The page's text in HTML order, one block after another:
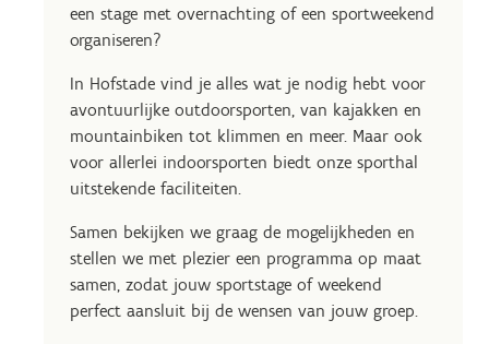
een stage met overnachting of een sportweekend
organiseren?
In Hofstade vind je alles wat je nodig hebt voor
avontuurlijke outdoorsporten, van kajakken en
mountainbiken tot klimmen en meer. Maar ook
voor allerlei indoorsporten biedt onze sporthal
uitstekende faciliteiten.
Samen bekijken we graag de mogelijkheden en
stellen we met plezier een programma op maat
samen, zodat jouw sportstage of weekend
perfect aansluit bij de wensen van jouw groep.